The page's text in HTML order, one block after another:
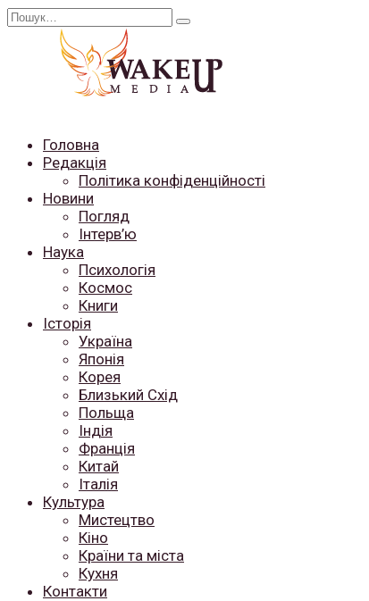
Перейти
Search
Головна
Редакція
Політика конфіденційності
Новини
Погляд
Інтерв’ю
Наука
Психологія
Космос
Книги
Історія
Україна
Японія
Корея
Близький Схід
Польща
Індія
Франція
Китай
Італія
Культура
Мистецтво
Кіно
Країни та міста
Кухня
Контакти